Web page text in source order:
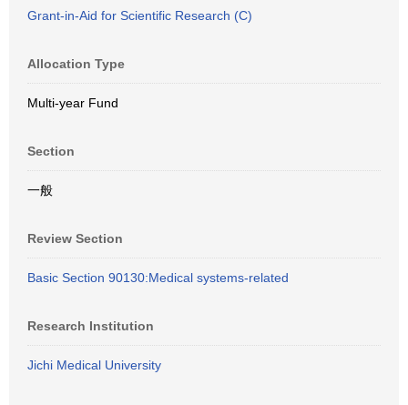
Grant-in-Aid for Scientific Research (C)
Allocation Type
Multi-year Fund
Section
一般
Review Section
Basic Section 90130:Medical systems-related
Research Institution
Jichi Medical University